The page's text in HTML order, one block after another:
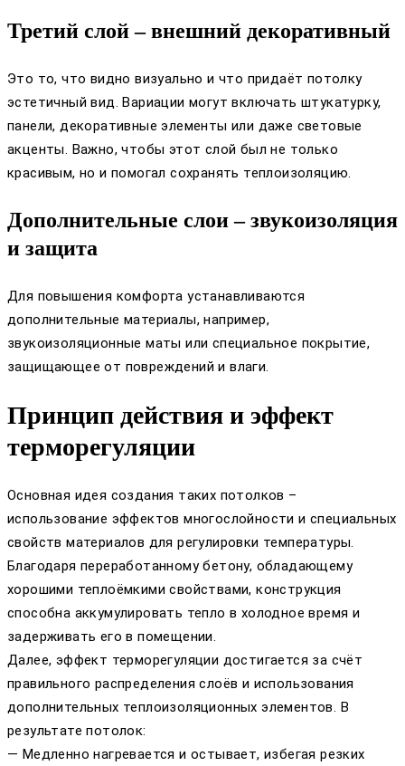
Третий слой – внешний декоративный
Это то, что видно визуально и что придаёт потолку
эстетичный вид. Вариации могут включать штукатурку,
панели, декоративные элементы или даже световые
акценты. Важно, чтобы этот слой был не только
красивым, но и помогал сохранять теплоизоляцию.
Дополнительные слои – звукоизоляция
и защита
Для повышения комфорта устанавливаются
дополнительные материалы, например,
звукоизоляционные маты или специальное покрытие,
защищающее от повреждений и влаги.
Принцип действия и эффект
терморегуляции
Основная идея создания таких потолков –
использование эффектов многослойности и специальных
свойств материалов для регулировки температуры.
Благодаря переработанному бетону, обладающему
хорошими теплоёмкими свойствами, конструкция
способна аккумулировать тепло в холодное время и
задерживать его в помещении.
Далее, эффект терморегуляции достигается за счёт
правильного распределения слоёв и использования
дополнительных теплоизоляционных элементов. В
результате потолок:
— Медленно нагревается и остывает, избегая резких